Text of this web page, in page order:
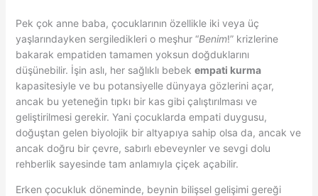
Pek çok anne baba, çocuklarının özellikle iki veya üç
yaşlarındayken sergiledikleri o meşhur “Benim!” krizlerine
bakarak empatiden tamamen yoksun doğduklarını
düşünebilir. İşin aslı, her sağlıklı bebek empati kurma
kapasitesiyle ve bu potansiyelle dünyaya gözlerini açar,
ancak bu yeteneğin tıpkı bir kas gibi çalıştırılması ve
geliştirilmesi gerekir. Yani çocuklarda empati duygusu,
doğuştan gelen biyolojik bir altyapıya sahip olsa da, ancak ve
ancak doğru bir çevre, sabırlı ebeveynler ve sevgi dolu
rehberlik sayesinde tam anlamıyla çiçek açabilir.
Erken çocukluk döneminde, beynin bilişsel gelişimi gereği